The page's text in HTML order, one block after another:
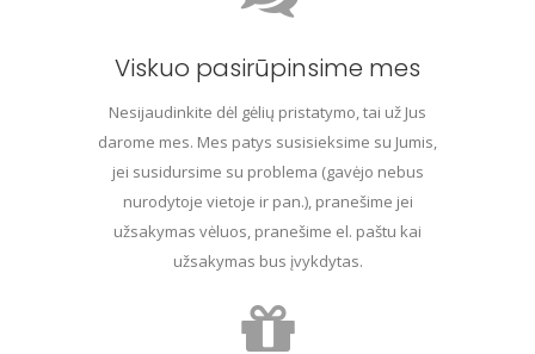
Viskuo pasirūpinsime mes
Nesijaudinkite dėl gėlių pristatymo, tai už Jus
darome mes. Mes patys susisieksime su Jumis,
jei susidursime su problema (gavėjo nebus
nurodytoje vietoje ir pan.), pranešime jei
užsakymas vėluos, pranešime el. paštu kai
užsakymas bus įvykdytas.